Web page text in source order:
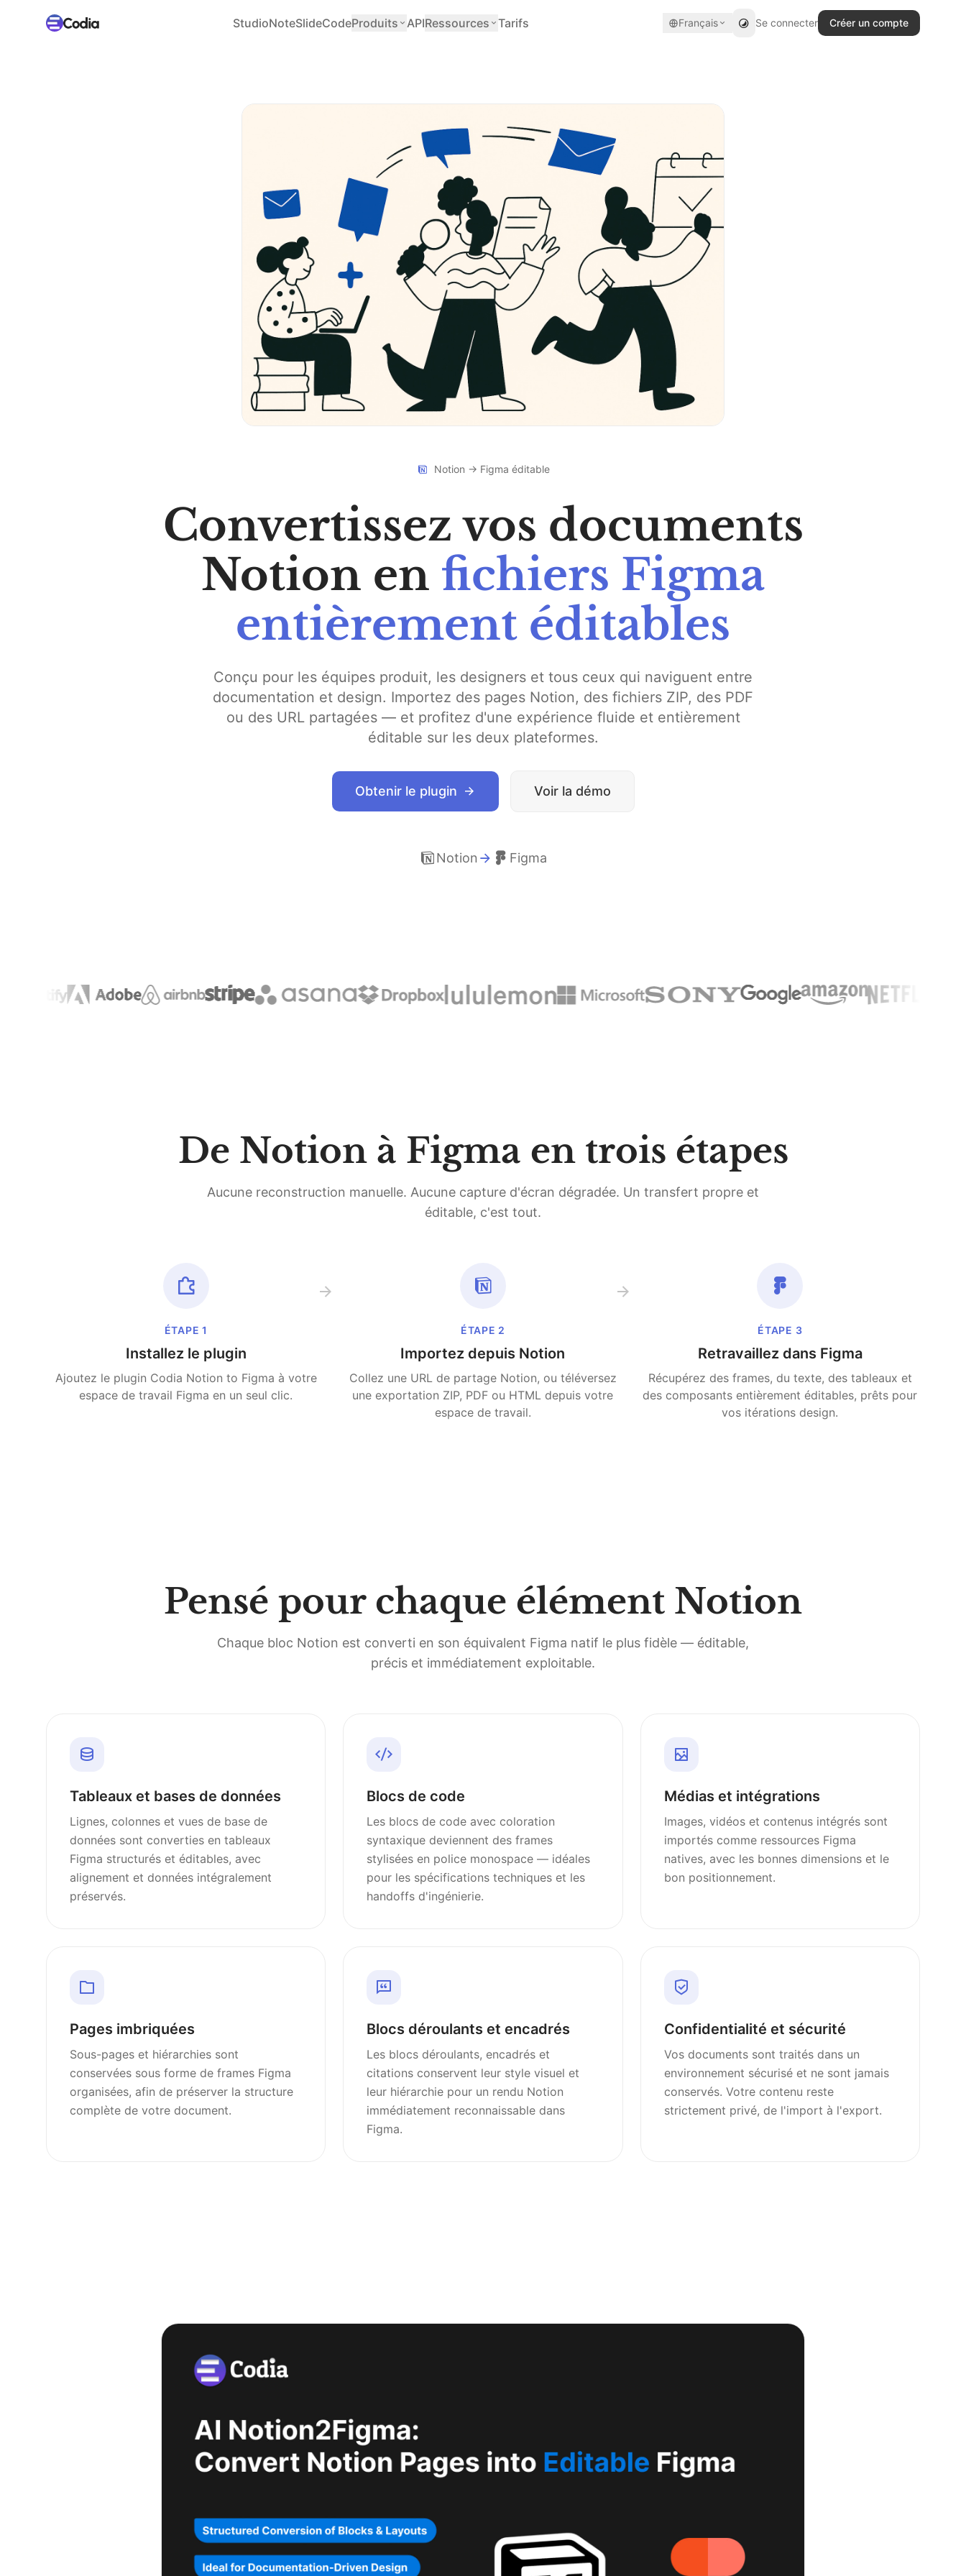
StudioNoteSlideCodeProduits APIRessources Tarifs Français Se connecter Créer un compte
Notion → Figma éditable
Convertissez vos documents
Notion en fichiers Figma
entièrement éditables
Conçu pour les équipes produit, les designers et tous ceux qui naviguent entre
documentation et design. Importez des pages Notion, des fichiers ZIP, des PDF
ou des URL partagées — et profitez d'une expérience fluide et entièrement
éditable sur les deux plateformes.
Obtenir le plugin Voir la démo
Notion Figma
De Notion à Figma en trois étapes
Aucune reconstruction manuelle. Aucune capture d'écran dégradée. Un transfert propre et
éditable, c'est tout.
ÉTAPE 1
Installez le plugin
Ajoutez le plugin Codia Notion to Figma à votre
espace de travail Figma en un seul clic.
ÉTAPE 2
Importez depuis Notion
Collez une URL de partage Notion, ou téléversez
une exportation ZIP, PDF ou HTML depuis votre
espace de travail.
ÉTAPE 3
Retravaillez dans Figma
Récupérez des frames, du texte, des tableaux et
des composants entièrement éditables, prêts pour
vos itérations design.
Pensé pour chaque élément Notion
Chaque bloc Notion est converti en son équivalent Figma natif le plus fidèle — éditable,
précis et immédiatement exploitable.
Tableaux et bases de données
Lignes, colonnes et vues de base de
données sont converties en tableaux
Figma structurés et éditables, avec
alignement et données intégralement
préservés.
Blocs de code
Les blocs de code avec coloration
syntaxique deviennent des frames
stylisées en police monospace — idéales
pour les spécifications techniques et les
handoffs d'ingénierie.
Médias et intégrations
Images, vidéos et contenus intégrés sont
importés comme ressources Figma
natives, avec les bonnes dimensions et le
bon positionnement.
Pages imbriquées
Sous-pages et hiérarchies sont
conservées sous forme de frames Figma
organisées, afin de préserver la structure
complète de votre document.
Blocs déroulants et encadrés
Les blocs déroulants, encadrés et
citations conservent leur style visuel et
leur hiérarchie pour un rendu Notion
immédiatement reconnaissable dans
Figma.
Confidentialité et sécurité
Vos documents sont traités dans un
environnement sécurisé et ne sont jamais
conservés. Votre contenu reste
strictement privé, de l'import à l'export.